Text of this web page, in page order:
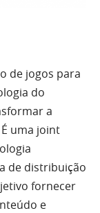
de jogos para
do
a
uma joint
de distribuição
fornecer
e